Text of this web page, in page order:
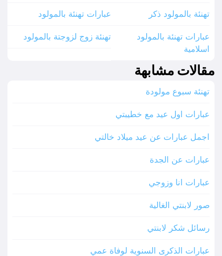
تهنئة بالمولود ذكر
عبارات تهنئة بالمولود
اسلامية
عبارات تهنئة بالمولود
تهنئة زوج لزوجتة بالمولود
مقالات مشابهة
تهنئة سبوع مولودة
عبارات اول عيد مع خطيبتي
اجمل عبارات عن عيد ميلاد خالتي
عبارات عن الجدة
عبارات انا وزوجي
صور لابنتي الغالية
رسائل شكر لابنتي
عبارات الذكرى السنوية لوفاة عمي